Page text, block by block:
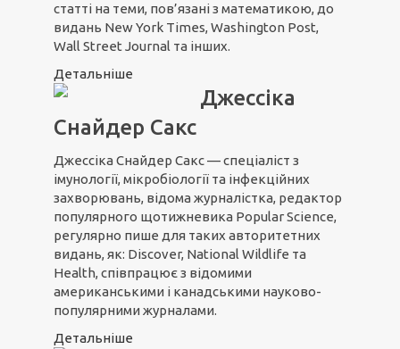
статті на теми, пов’язані з математикою, до
видань New York Times, Washington Post,
Wall Street Journal та інших.
Детальніше
Джессіка
Снайдер Сакс
Джессіка Снайдер Сакс — спеціаліст з
імунології, мікробіології та інфекційних
захворювань, відома журналістка, редактор
популярного щотижневика Popular Science,
регулярно пише для таких авторитетних
видань, як: Discover, National Wildlife та
Health, співпрацює з відомими
американськими і канадськими науково-
популярними журналами.
Детальніше